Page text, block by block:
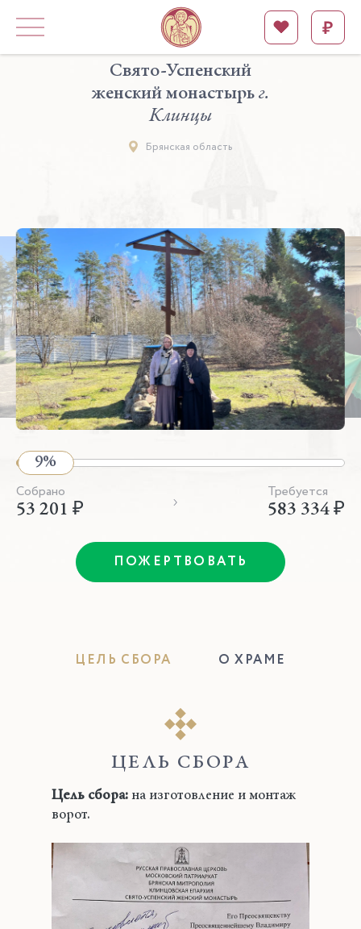
Свято-Успенский
женский монастырь г.
Клинцы
Брянская область
Собрано
53 201 ₽
Требуется
583 334 ₽
ПОЖЕРТВОВАТЬ
ЦЕЛЬ СБОРА О ХРАМЕ
ЦЕЛЬ СБОРА
Цель сбора: на изготовление и монтаж
ворот.